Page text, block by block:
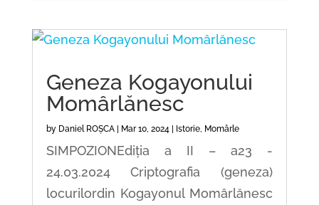
Geneza Kogayonului
Momârlănesc
by Daniel ROȘCA| Mar 10, 2024| Istorie, Momârle
SIMPOZIONEdiția a II – a23 -
24.03.2024 Criptografia (geneza)
locurilordin Kogayonul Momârlănesc